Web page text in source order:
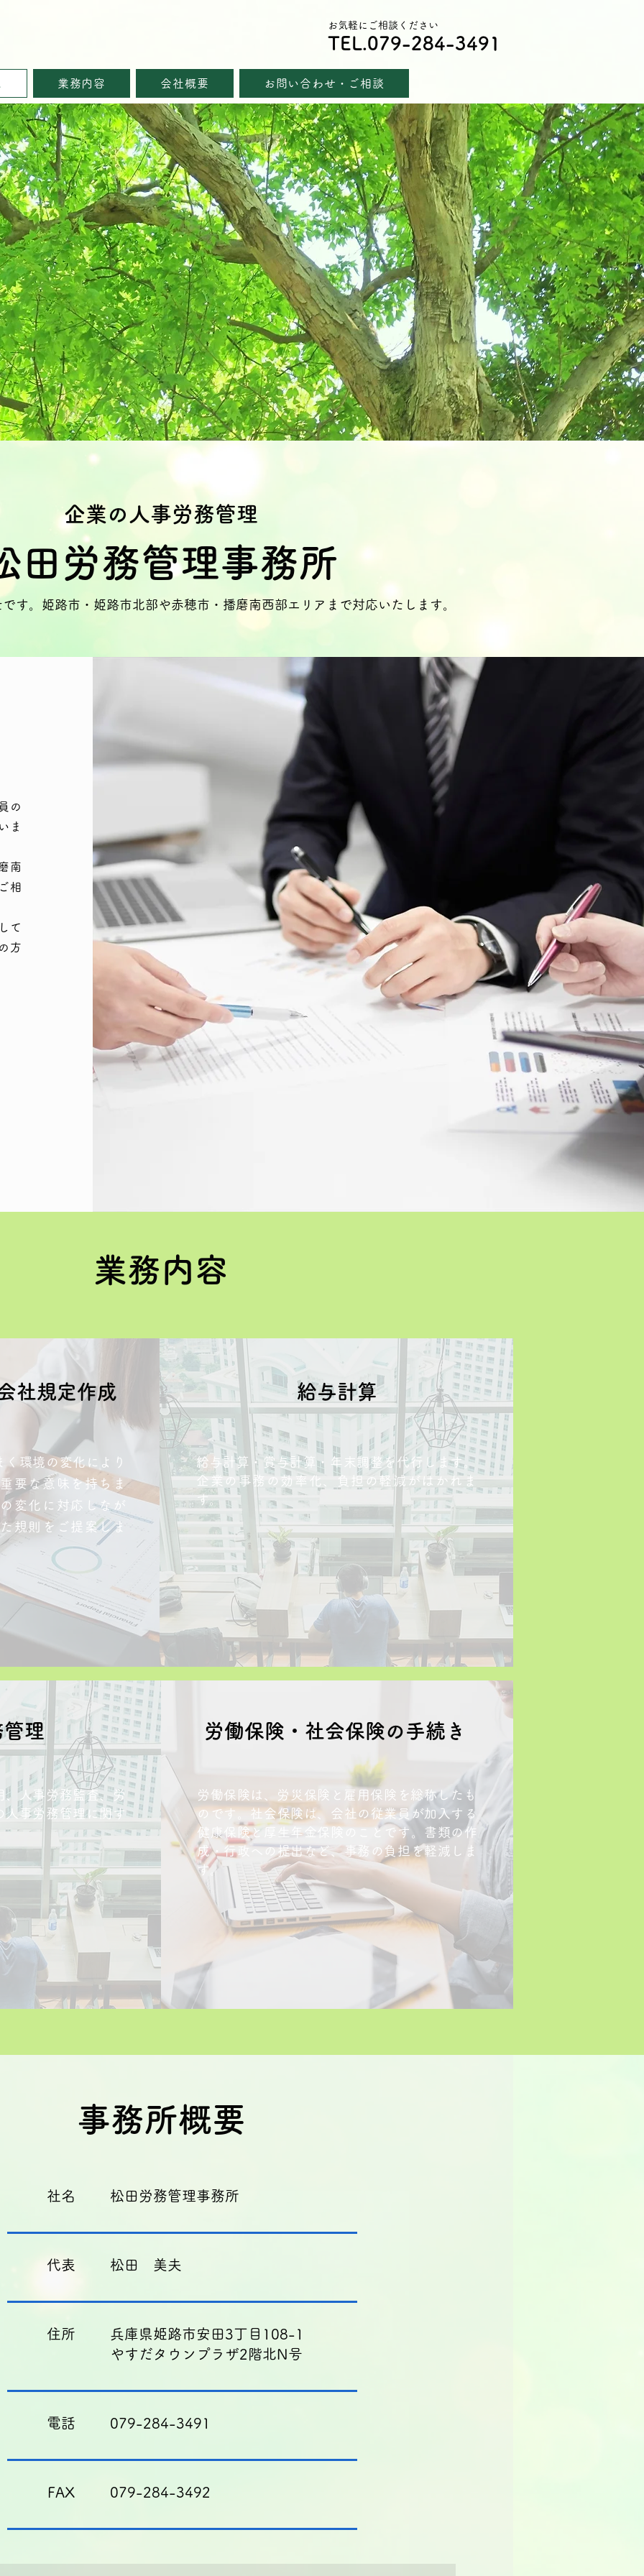
TEL.079-284-3491
お気軽にご相談ください
業務内容 会社概要 お問い合わせ・ご相談
企業の人事労務管理
田労務管理事務所
す。姫路市・姫路市北部や赤穂市・播磨南西部エリアまで対応いたします。
の
ま
南
相
て
方
​業務内容
社規定作成
く環境の変化により
要な意味を持ちま
変化に対応しなが
規則をご提案しま
​給与計算
給与計算・ 賞与計算・年末調整を代行します。
企業の事務の効率化、負担の軽減がはかれま
す。
理
、人事労務監査、労
人事労務管理に関す
​労働保険・社会保険の手続き
​労働保険は、労災保険と雇用保険を総称したも
のです。社会保険は、会社の従業員が加入する
健康保険と厚生年金保険のことです。書類の作
成・行政への提出など、事務の負担を軽減しま
す。
事務所概要
社名 ​松田労務管理事務所
​代表 松田 美夫
住所
兵庫県姫路市安田3丁目108-1
やすだタウンプラザ2階北N号
​電話 079-284-3491
​FAX 079-284-3492